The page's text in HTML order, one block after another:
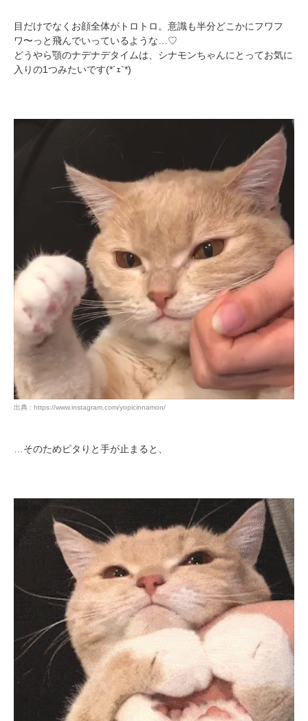
目だけでなくお顔全体がトロトロ。意識も半分どこかにフワフ
ワ〜っと飛んでいっているような…♡
どうやら顎のナデナデタイムは、シナモンちゃんにとってお気に
入りの1つみたいです(*´ｪ`*)
出典 : https://www.instagram.com/yopicinnamon/
…そのためピタりと手が止まると、